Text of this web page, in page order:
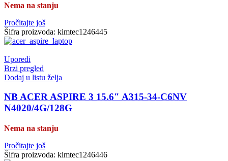
Nema na stanju
Pročitajte još
Šifra proizvoda: kimtec1246445
Uporedi
Brzi pregled
Dodaj u listu želja
NB ACER ASPIRE 3 15.6″ A315-34-C6NV
N4020/4G/128G
Nema na stanju
Pročitajte još
Šifra proizvoda: kimtec1246446